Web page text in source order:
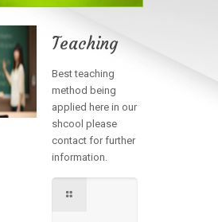
Teaching
Best teaching
method being
applied here in our
shcool please
contact for further
information.